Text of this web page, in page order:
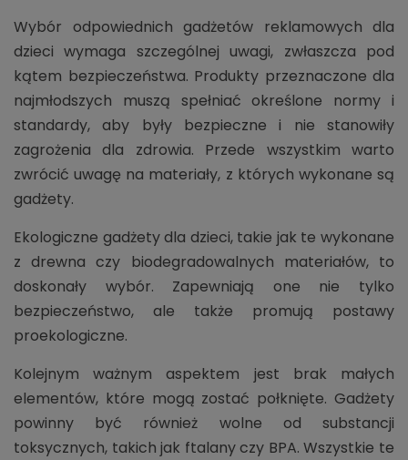
Wybór odpowiednich gadżetów reklamowych dla
dzieci wymaga szczególnej uwagi, zwłaszcza pod
kątem bezpieczeństwa. Produkty przeznaczone dla
najmłodszych muszą spełniać określone normy i
standardy, aby były bezpieczne i nie stanowiły
zagrożenia dla zdrowia. Przede wszystkim warto
zwrócić uwagę na materiały, z których wykonane są
gadżety.
Ekologiczne gadżety dla dzieci, takie jak te wykonane
z drewna czy biodegradowalnych materiałów, to
doskonały wybór. Zapewniają one nie tylko
bezpieczeństwo, ale także promują postawy
proekologiczne.
Kolejnym ważnym aspektem jest brak małych
elementów, które mogą zostać połknięte. Gadżety
powinny być również wolne od substancji
toksycznych, takich jak ftalany czy BPA. Wszystkie te